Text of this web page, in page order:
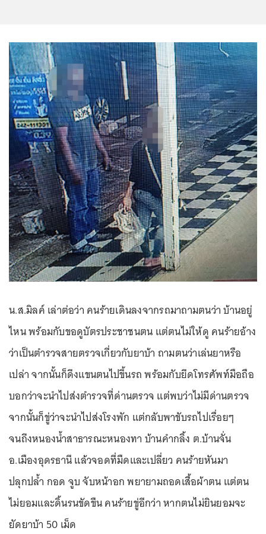
น.ส.มิลค์ เล่าต่อว่า คนร้ายเดินลงจากรถมาถามตนว่า บ้านอยู่
ไหน พร้อมกับขอดูบัตรประชาชนตน แต่ตนไม่ให้ดู คนร้ายอ้าง
ว่าเป็นตำรวจสายตรวจเกี่ยวกับยาบ้า ถามตนว่าเล่นยาหรือ
เปล่า จากนั้นก็ดึงแขนตนไปขึ้นรถ พร้อมกับยึดโทรศัพท์มือถือ
บอกว่าจะนำไปส่งตำรวจที่ด่านตรวจ แต่พบว่าไม่มีด่านตรวจ
จากนั้นก็ขู่ว่าจะนำไปส่งโรงพัก แต่กลับพาขับรถไปเรื่อยๆ
จนถึงหนองน้ำสาธารณะหนองทา บ้านคำกลิ้ง ต.บ้านจั่น
อ.เมืองอุดรธานี แล้วจอดที่มืดและเปลี่ยว คนร้ายหันมา
ปลุกปล้ำ กอด จูบ จับหน้าอก พยายามถอดเสื้อผ้าตน แต่ตน
ไม่ยอมและดิ้นรนขัดขืน คนร้ายขู่อีกว่า หากตนไม่ยินยอมจะ
ยัดยาบ้า 50 เม็ด